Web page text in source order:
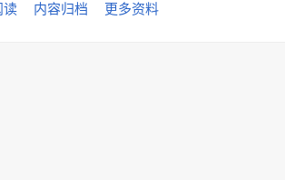
读 内容归档 更多资料